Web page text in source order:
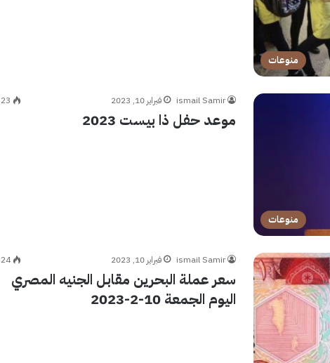
منوعات
منوعات
ismail Samir فبراير 10, 2023 23
موعد حفل ذا بيست 2023
ismail Samir فبراير 10, 2023 24
سعر عملة البحرين مقابل الجنيه المصري
اليوم الجمعة 10-2-2023